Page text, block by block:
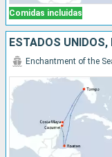
Comidas incluidas
ESTADOS UNIDOS,
Enchantment of the